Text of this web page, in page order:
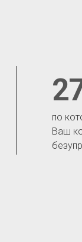
по
Ваш